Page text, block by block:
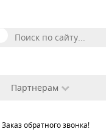
Партнерам
Заказ обратного звонка!